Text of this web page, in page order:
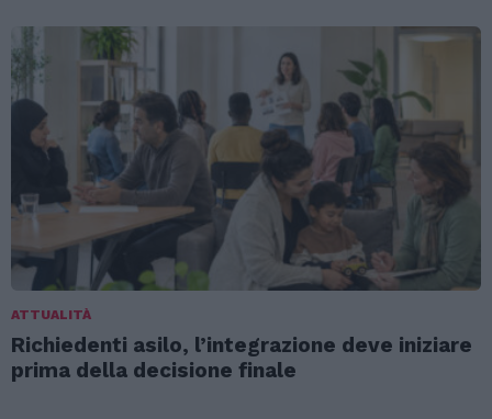
ATTUALITÀ
Richiedenti asilo, l’integrazione deve iniziare
prima della decisione finale